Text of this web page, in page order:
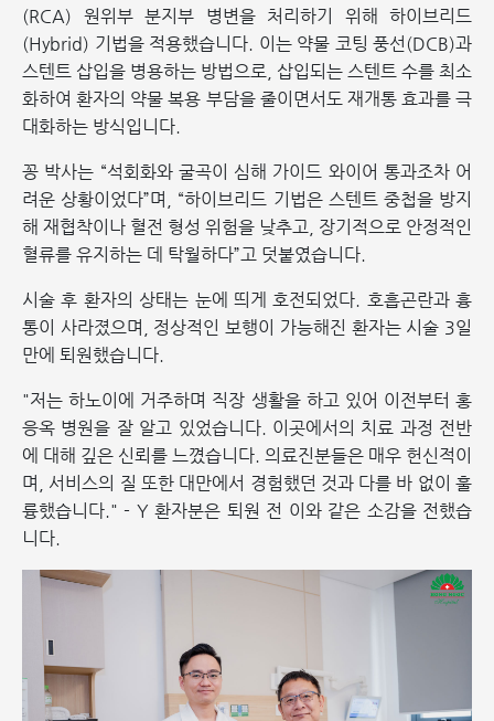
(RCA) 원위부 분지부 병변을 처리하기 위해 하이브리드
(Hybrid) 기법을 적용했습니다. 이는 약물 코팅 풍선(DCB)과
스텐트 삽입을 병용하는 방법으로, 삽입되는 스텐트 수를 최소
화하여 환자의 약물 복용 부담을 줄이면서도 재개통 효과를 극
대화하는 방식입니다.
꽁 박사는 “석회화와 굴곡이 심해 가이드 와이어 통과조차 어
려운 상황이었다”며, “하이브리드 기법은 스텐트 중첩을 방지
해 재협착이나 혈전 형성 위험을 낮추고, 장기적으로 안정적인
혈류를 유지하는 데 탁월하다”고 덧붙였습니다.
시술 후 환자의 상태는 눈에 띄게 호전되었다. 호흡곤란과 흉
통이 사라졌으며, 정상적인 보행이 가능해진 환자는 시술 3일
만에 퇴원했습니다.
"저는 하노이에 거주하며 직장 생활을 하고 있어 이전부터 홍
응옥 병원을 잘 알고 있었습니다. 이곳에서의 치료 과정 전반
에 대해 깊은 신뢰를 느꼈습니다. 의료진분들은 매우 헌신적이
며, 서비스의 질 또한 대만에서 경험했던 것과 다를 바 없이 훌
륭했습니다." - Y 환자분은 퇴원 전 이와 같은 소감을 전했습
니다.